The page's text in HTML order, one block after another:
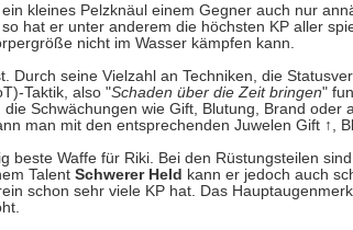
kleines Pelzknäul einem Gegner auch nur
hat er unter anderem die höchsten KP aller
nicht im Wasser kämpfen kann.
Durch seine Vielzahl an Techniken, die
Taktik, also "Schaden über die Zeit bringen"
Schwächungen wie Gift, Blutung, Brand
man mit den entsprechenden Juwelen Gift ↑ ,
beste Waffe für Riki. Bei den Rüstungsteilen
Talent Schwerer Held kann er jedoch auch
schon sehr viele KP hat. Das